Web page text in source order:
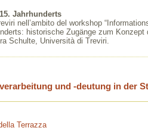
Jahrhunderts
nell’ambito del workshop
historische Zugänge zum Konzept
Schulte, Università di Treviri.
und -deutung in der
Terrazza